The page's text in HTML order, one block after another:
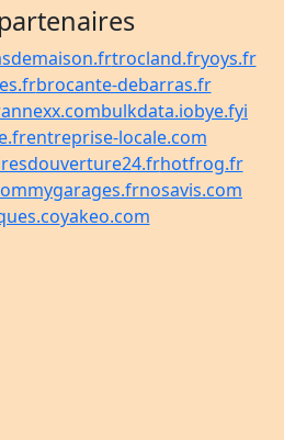
trocland.fryoys.fr
brocante-debarras.fr
annexx.combulkdata.iobye.fyi
entreprise-locale.com
hotfrog.fr
mygarages.frnosavis.com
yakeo.com